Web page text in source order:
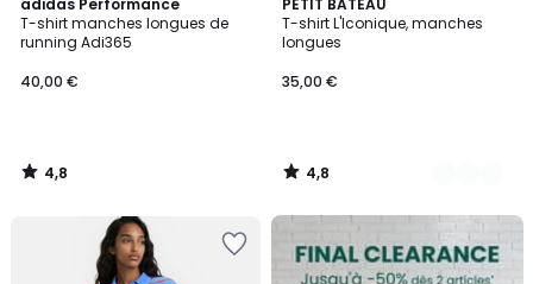
adidas Performance
T-shirt manches longues de
running Adi365
40,00 €
/ 5
4,8
/
PETIT BATEAU
T-shirt L'Iconique, manches
longues
35,00 €
/ 5
3
Couleurs
4,8
/
FINAL
CLEARANCE